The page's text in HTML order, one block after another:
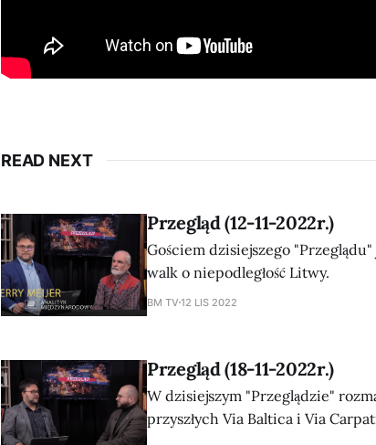
READ NEXT
Przegląd (12-11-2022r.)
Gościem dzisiejszego
walk o niepodległość Litwy.
BM TV12 LIS 2022
Przegląd (18-11-2022r.)
W dzisiejszym "Przeglądzie"
przyszłych Via Baltica i Via
do władz Niemiec, omawiamy